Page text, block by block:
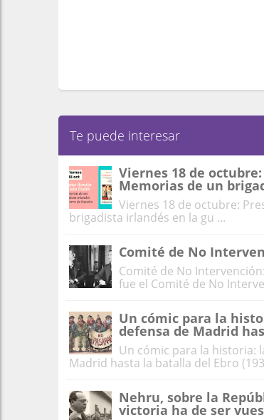
Te puede interesar
Viernes 18 de
Memorias de un
Viernes 18 de octubre:
brigadista irlandés en la gu ...
Comité de No
Comité de No
fue el Comité de No
Un cómic para la
defensa de Madrid
Un cómic para la historia:
Madrid hasta la batalla del Ebro
Nehru, sobre la
victoria ha de ser